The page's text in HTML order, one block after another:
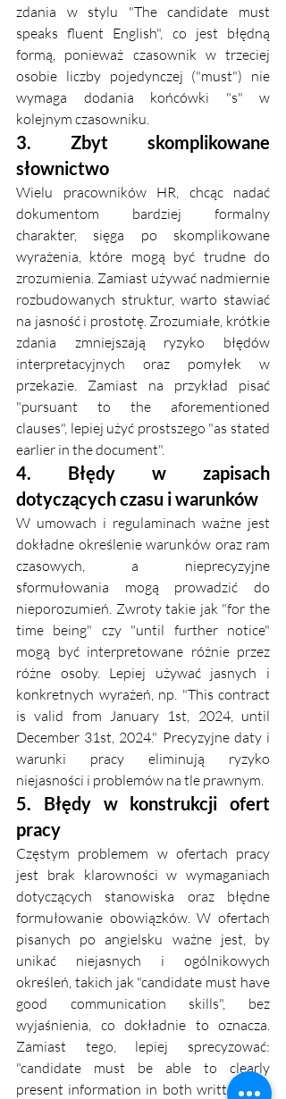
zdania w stylu "The candidate must
speaks fluent English", co jest błędną
formą, ponieważ czasownik w trzeciej
osobie liczby pojedynczej ("must") nie
wymaga dodania końcówki "s" w
kolejnym czasowniku.
3. Zbyt skomplikowane
słownictwo
Wielu pracowników HR, chcąc nadać
dokumentom bardziej formalny
charakter, sięga po skomplikowane
wyrażenia, które mogą być trudne do
zrozumienia. Zamiast używać nadmiernie
rozbudowanych struktur, warto stawiać
na jasność i prostotę. Zrozumiałe, krótkie
zdania zmniejszają ryzyko błędów
interpretacyjnych oraz pomyłek w
przekazie. Zamiast na przykład pisać
"pursuant to the aforementioned
clauses", lepiej użyć prostszego "as stated
earlier in the document".
4. Błędy w zapisach
dotyczących czasu i warunków
W umowach i regulaminach ważne jest
dokładne określenie warunków oraz ram
czasowych, a nieprecyzyjne
sformułowania mogą prowadzić do
nieporozumień. Zwroty takie jak "for the
time being" czy "until further notice"
mogą być interpretowane różnie przez
różne osoby. Lepiej używać jasnych i
konkretnych wyrażeń, np. "This contract
is valid from January 1st, 2024, until
December 31st, 2024." Precyzyjne daty i
warunki pracy eliminują ryzyko
niejasności i problemów na tle prawnym.
5. Błędy w konstrukcji ofert
pracy
Częstym problemem w ofertach pracy
jest brak klarowności w wymaganiach
dotyczących stanowiska oraz błędne
formułowanie obowiązków. W ofertach
pisanych po angielsku ważne jest, by
unikać niejasnych i ogólnikowych
określeń, takich jak "candidate must have
good communication skills", bez
wyjaśnienia, co dokładnie to oznacza.
Zamiast tego, lepiej sprecyzować:
"candidate must be able to clearly
present information in both written and